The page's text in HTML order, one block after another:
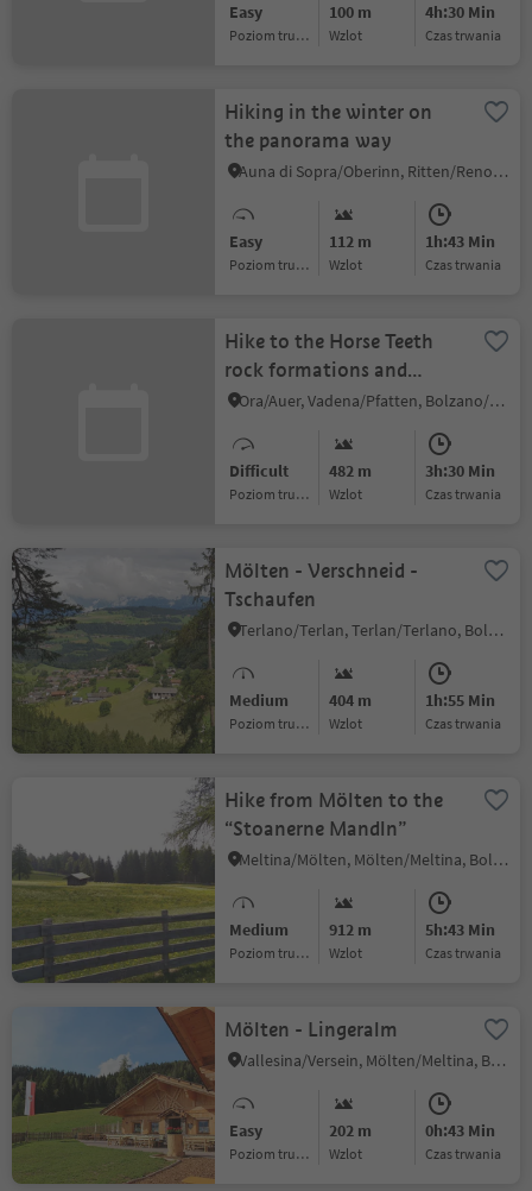
Easy
Poziom trudności
100 m
Wzlot
4h:30 Min
czas trwania
Hiking in the winter on
the panorama way
Auna di Sopra/Oberinn, Ritten/Renon, Bolzano/Bozen and environs
Easy
Poziom trudności
112 m
Wzlot
1h:43 Min
czas trwania
Hike to the Horse Teeth
rock formations and
Castle Leuchtenburg
Ora/Auer, Vadena/Pfatten, Bolzano/Bozen and environs
Difficult
Poziom trudności
482 m
Wzlot
3h:30 Min
czas trwania
Mölten - Verschneid -
Tschaufen
Terlano/Terlan, Terlan/Terlano, Bolzano/Bozen and environs
Medium
Poziom trudności
404 m
Wzlot
1h:55 Min
czas trwania
Hike from Mölten to the
“Stoanerne Mandln”
Meltina/Mölten, Mölten/Meltina, Bolzano/Bozen and environs
Medium
Poziom trudności
912 m
Wzlot
5h:43 Min
czas trwania
Mölten - Lingeralm
Vallesina/Versein, Mölten/Meltina, Bolzano/Bozen and environs
Easy
Poziom trudności
202 m
Wzlot
0h:43 Min
czas trwania